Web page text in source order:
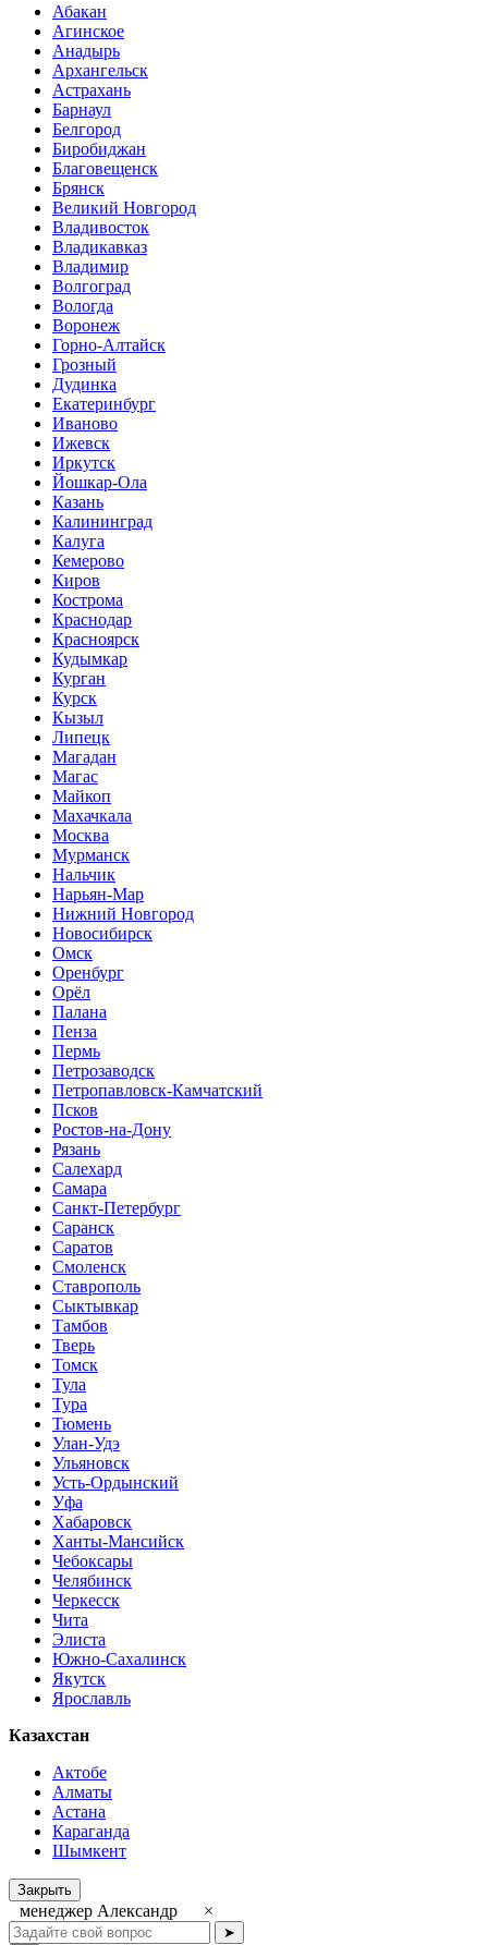
Абакан
Агинское
Анадырь
Архангельск
Астрахань
Барнаул
Белгород
Биробиджан
Благовещенск
Брянск
Великий Новгород
Владивосток
Владикавказ
Владимир
Волгоград
Вологда
Воронеж
Горно-Алтайск
Грозный
Дудинка
Екатеринбург
Иваново
Ижевск
Иркутск
Йошкар-Ола
Казань
Калининград
Калуга
Кемерово
Киров
Кострома
Краснодар
Красноярск
Кудымкар
Курган
Курск
Кызыл
Липецк
Магадан
Магас
Майкоп
Махачкала
Москва
Мурманск
Нальчик
Нарьян-Мар
Нижний Новгород
Новосибирск
Омск
Оренбург
Орёл
Палана
Пенза
Пермь
Петрозаводск
Петропавловск-Камчатский
Псков
Ростов-на-Дону
Рязань
Салехард
Самара
Санкт-Петербург
Саранск
Саратов
Смоленск
Ставрополь
Сыктывкар
Тамбов
Тверь
Томск
Тула
Тура
Тюмень
Улан-Удэ
Ульяновск
Усть-Ордынский
Уфа
Хабаровск
Ханты-Мансийск
Чебоксары
Челябинск
Черкесск
Чита
Элиста
Южно-Сахалинск
Якутск
Ярославль
Казахстан
Актобе
Алматы
Астана
Караганда
Шымкент
Закрыть
менеджер Александр ×
➤